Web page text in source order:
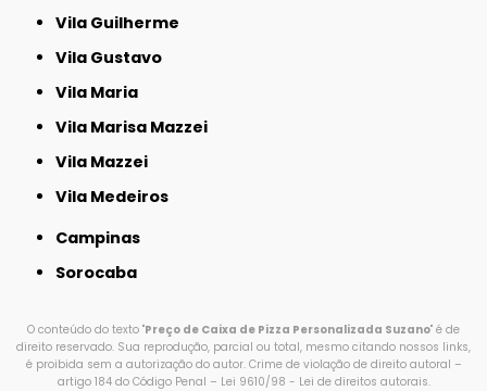
Vila Guilherme
Vila Gustavo
Vila Maria
Vila Marisa Mazzei
Vila Mazzei
Vila Medeiros
Campinas
Sorocaba
O conteúdo do texto "Preço de Caixa de Pizza Personalizada Suzano" é de
direito reservado. Sua reprodução, parcial ou total, mesmo citando nossos links,
é proibida sem a autorização do autor. Crime de violação de direito autoral –
artigo 184 do Código Penal – Lei 9610/98 - Lei de direitos autorais.